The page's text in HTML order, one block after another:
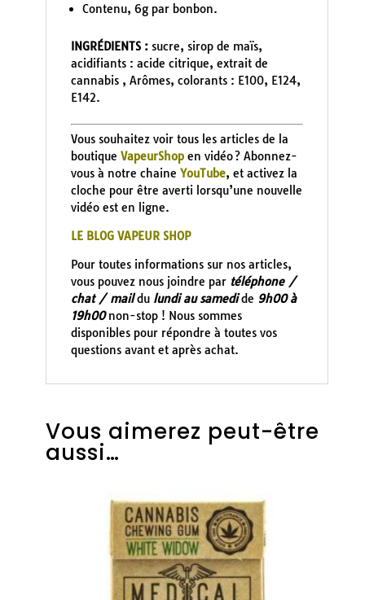
Contenu, 6g par bonbon.
INGRÉDIENTS :sucre, sirop de maïs,
acidifiants : acide citrique, extrait de
cannabis , Arômes, colorants : E100, E124,
E142.
Vous souhaitez voir tous les articles de la
boutique VapeurShopen vidéo ? Abonnez-
vous à notre chaine YouTube, et activez la
cloche pour être averti lorsqu’une nouvelle
vidéo est en ligne.
LE BLOG VAPEUR SHOP
Pour toutes informations sur nos articles,
vous pouvez nous joindre par téléphone /
chat / maildu lundi au samedide 9h00 à
19h00non-stop ! Nous sommes
disponibles pour répondre à toutes vos
questions avant et après achat.
Vous aimerez peut-être
aussi…